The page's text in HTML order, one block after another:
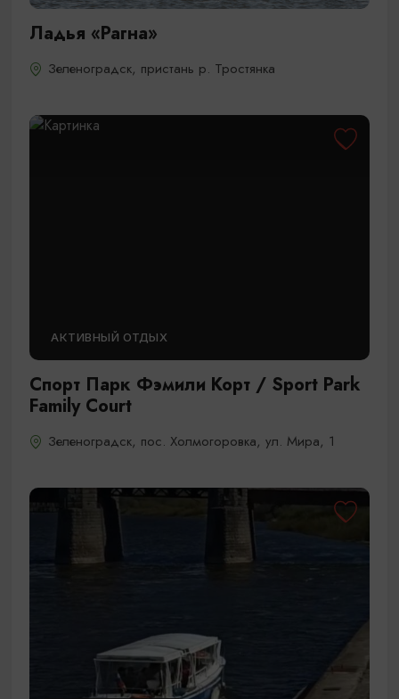
Ладья «Рагна»
Зеленоградск, пристань р. Тростянка
АКТИВНЫЙ ОТДЫХ
Спорт Парк Фэмили Корт / Sport Park
Family Court
Зеленоградск, пос. Холмогоровка, ул. Мира, 1